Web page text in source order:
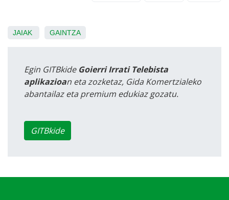
JAIAK GAINTZA
Egin GITBkide Goierri Irrati Telebista
aplikazioan eta zozketaz, Gida Komertzialeko
abantailaz eta premium edukiaz gozatu.
GITBkide